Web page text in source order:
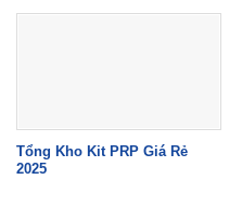
Tổng Kho Kit PRP Giá Rẻ
2025